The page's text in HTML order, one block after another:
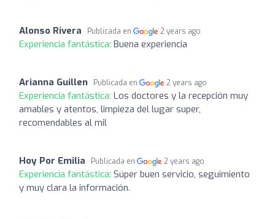
Alonso Rivera Publicada en 2 years ago
Experiencia fantástica: Buena experiencia
Arianna Guillen Publicada en 2 years ago
Experiencia fantástica: Los doctores y la recepción muy
amables y atentos, limpieza del lugar super,
recomendables al mil
Hoy Por Emilia Publicada en 2 years ago
Experiencia fantástica: Súper buen servicio, seguimiento
y muy clara la información.